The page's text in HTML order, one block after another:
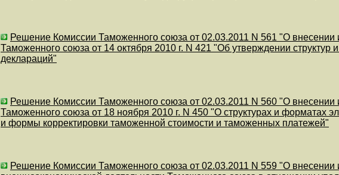
Решение Комиссии Таможенного союза от 02.03.2011 N 561 "О
Таможенного союза от 14 октября 2010 г. N 421 "Об утверждении
деклараций"
Решение Комиссии Таможенного союза от 02.03.2011 N 560 "О
Таможенного союза от 18 ноября 2010 г. N 450 "О структурах и форматах
и формы корректировки таможенной стоимости и таможенных платежей"
Решение Комиссии Таможенного союза от 02.03.2011 N 559 "О